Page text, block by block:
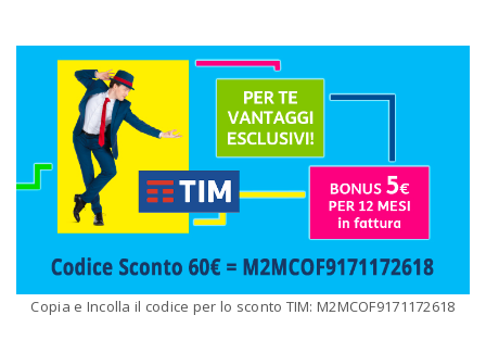
Copia e Incolla il codice per lo sconto TIM: M2MCOF9171172618